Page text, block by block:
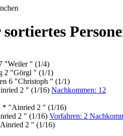
"Weiler " (1/4)
2 "Görgl " (1/1)
6 "Christoph " (1/1)
2 " (1/16) Nachkommen: 12
* "Ainried 2 " (1/16)
2 " (1/16) Vorfahren: 2
2 " (1/16)